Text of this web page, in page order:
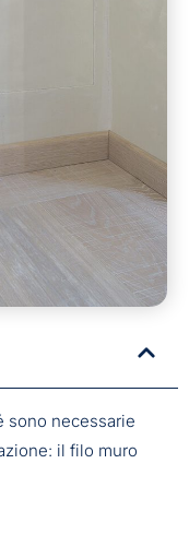
sono necessarie
il filo muro